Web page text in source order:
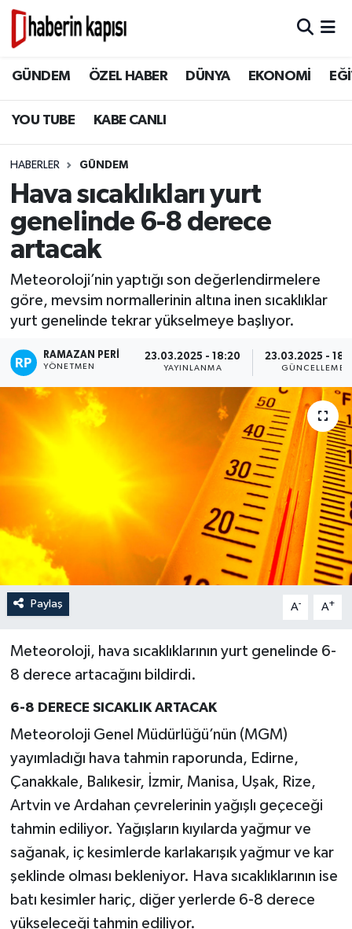
GÜNDEM ÖZEL HABER DÜNYA EKONOMİ
YOU TUBE KABE CANLI
HABERLER GÜNDEM
Hava sıcaklıkları yurt
genelinde 6-8 derece
artacak
Meteoroloji’nin yaptığı son değerlendirmelere
göre, mevsim normallerinin altına inen sıcaklıklar
yurt genelinde tekrar yükselmeye başlıyor.
RAMAZAN PERI
YÖNETMEN
23.03.2025 - 18:20
YAYINLANMA
23.03.2025 -
GÜNCELLEME
Paylaş A- A+
Meteoroloji, hava sıcaklıklarının yurt genelinde 6-
8 derece artacağını bildirdi.
6-8 DERECE SICAKLIK ARTACAK
Meteoroloji Genel Müdürlüğü’nün (MGM)
yayımladığı hava tahmin raporunda, Edirne,
Çanakkale, Balıkesir, İzmir, Manisa, Uşak, Rize,
Artvin ve Ardahan çevrelerinin yağışlı geçeceği
tahmin ediliyor. Yağışların kıyılarda yağmur ve
sağanak, iç kesimlerde karlakarışık yağmur ve kar
şeklinde olması bekleniyor. Hava sıcaklıklarının ise
batı kesimler hariç, diğer yerlerde 6-8 derece
yükseleceği tahmin ediliyor.
DÜNYA
GÜNDEM
HİKAYELER
İSLAM VE KÜLTÜR
SAĞLIK
TASAVVUF
YAŞAM VE ÇEVRE
ÖZEL HABER
EĞİTİM
TASAVVUF
İSLAM VE KÜLTÜR
Trafik Durumu
Son Dakika Haberleri
Haber Arşivi